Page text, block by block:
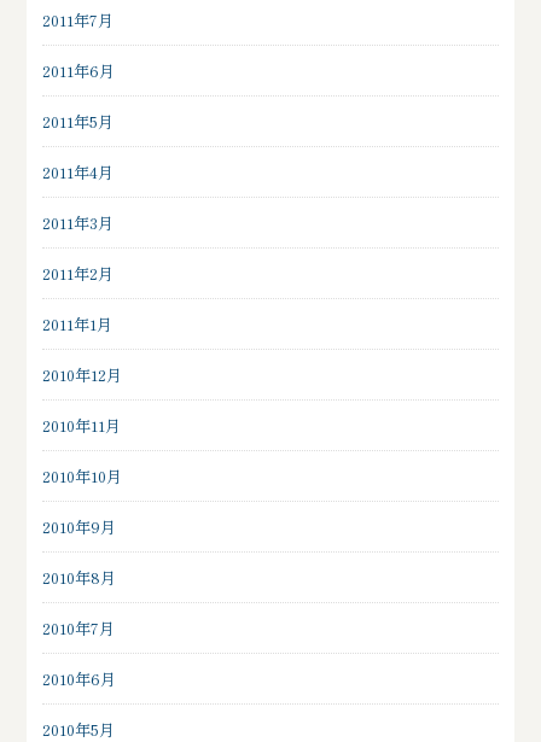
2011年7月
2011年6月
2011年5月
2011年4月
2011年3月
2011年2月
2011年1月
2010年12月
2010年11月
2010年10月
2010年9月
2010年8月
2010年7月
2010年6月
2010年5月